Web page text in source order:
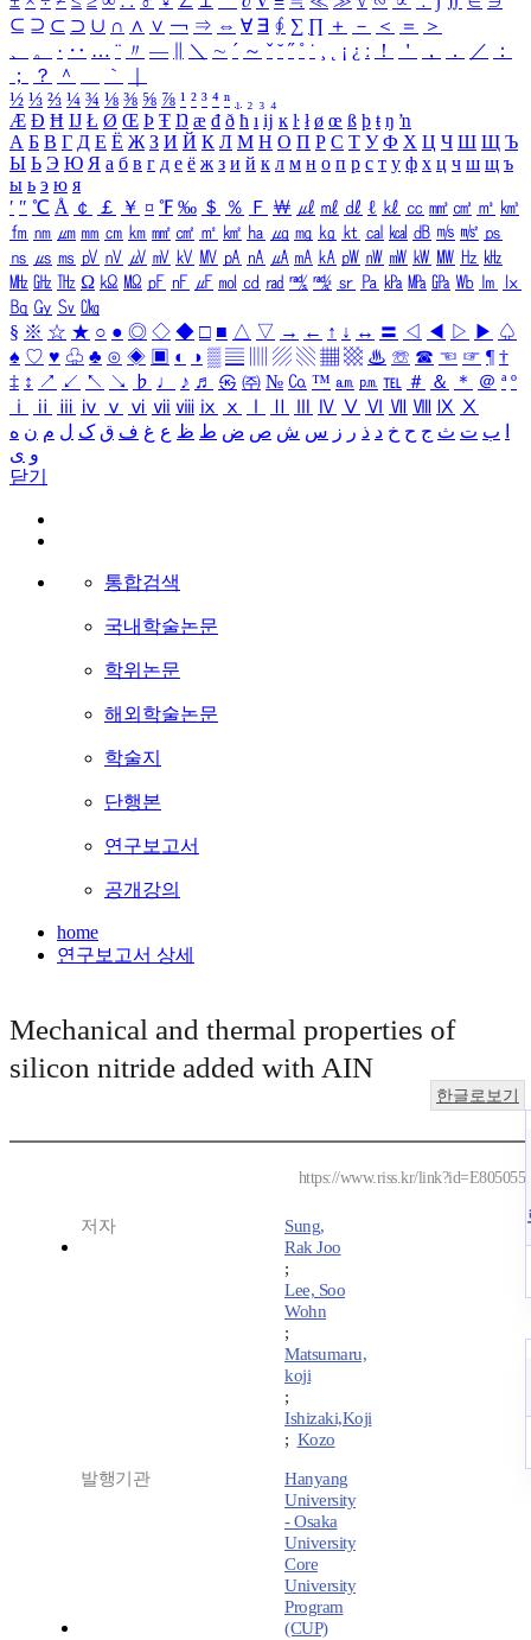
⊆ ⊇ ⊂ ⊃ ∪ ∩ ∧ ∨ ￢ ⇒ ⇔ ∀ ∃ ∮ ∑ ∏ ＋ － ＜ ＝
＞
、
。 · ‥ … ¨ 〃 ― ＼ ∼ ´ ～ ˇ ˘ ˝ ˚ ˙ ¸ ¡ ¿ ː ！ ＇ ， ． ／
：
；
？ ＾ ｀
½ ⅓ ⅔ ¼ ¾ ⅛ ⅜ ⅝ ⅞ ¹ ² ³ ⁴ ⁿ ₁ ₂ ₃ ₄
Æ Ð Ħ Ĳ Ł Ø Œ Þ Ŧ Ŋ æ đ ð ħ ı ĳ ĸ ŀ ł ø œ ß þ ŧ ŋ ŉ
А Б В Г Д Е Ё Ж З И Й К Л М Н О П Р С Т У Ф Х Ц Ч Ш Щ Ъ
Ы Ь Э Ю Я а б в г д е ё ж з и й к л м н о п р с т у ф х ц ч ш щ ъ
ы ь э ю я
′ ″ ℃ Å ￠ ￡ ￥ ¤ ℉ ‰ ＄ ％ Ｆ ￦ ㎕ ㎖ ㎗ ℓ ㎘ ㏄ ㎣ ㎤ ㎥ ㎦
㎙ ㎚ ㎛ ㎜ ㎝ ㎞ ㎟ ㎠ ㎡ ㎢ ㏊ ㎍ ㎎ ㎏ ㏏ ㎈ ㎉ ㏈ ㎧ ㎨ ㎰
㎱ ㎲ ㎳ ㎴ ㎵ ㎶ ㎷ ㎸ ㎹ ㎀ ㎁ ㎂ ㎃ ㎄ ㎺ ㎻ ㎽ ㎾ ㎿ ㎐ ㎑
㎒ ㎓ ㎔ Ω ㏀ ㏁ ㎊ ㎋ ㎌ ㏖ ㏅ ㎭ ㎮ ㎯ ㏛ ㎩ ㎪ ㎫ ㎬ ㏝ ㏐
㏓
㏃ ㏉ ㏜ ㏆
§ ※ ☆ ★ ○ ● ◎ ◇ ◆ □ ■ △ ▽ → ← ↑ ↓ ↔ 〓 ◁ ◀ ▷ ▶ ♤
♠ ♡ ♥ ♧ ♣ ⊙ ◈ ▣ ◐ ◑ ▒ ▤ ▨ ▧ ▦ ▩ ♨ ☏ ☎ ☜ ☞ ¶ †
‡ ↕ ↗ ↙ ↖ ↘ ♭ ♩ ♪ ♬ ㉿ ㈜ № ㏇ ™ ㏂ ㏘ ℡ ＃ ＆ ＊ ＠ ª º
ⅰ
ⅱ ⅲ ⅳ ⅴ ⅵ ⅶ ⅷ ⅸ ⅹ Ⅳ Ⅴ Ⅵ Ⅶ Ⅷ Ⅸ Ⅹ
ب ت ث ج ح خ د ذ ر ز س ش ص ض ط ظ ع غ ف ق ک ل م ن ه
و ی
닫기
통합검색
국내학술논문
학위논문
해외학술논문
학술지
단행본
연구보고서
공개강의
home
연구보고서 상세
Mechanical and thermal properties of
silicon nitride added with AIN
한글로보기
https://www.riss.kr/link?id=E805055
저자
Sung,
Rak Joo
;
Lee, Soo
Wohn
;
Matsumaru,
koji
;
Ishizaki,Koji
; Kozo
발행기관
Hanyang
University
- Osaka
University
Core
University
Program
(CUP)